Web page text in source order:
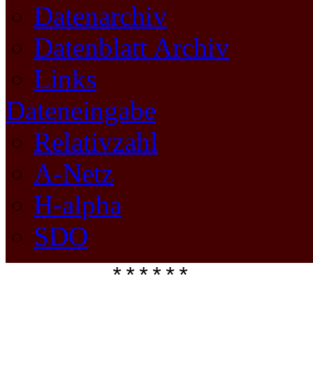
Datenarchiv
Datenblatt Archiv
Links
Dateneingabe
Relativzahl
A-Netz
H-alpha
SDO
******